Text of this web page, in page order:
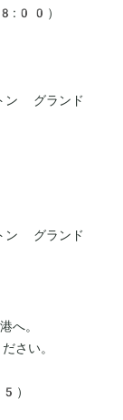
）
ン グランド
ン グランド
へ。
さい。
）